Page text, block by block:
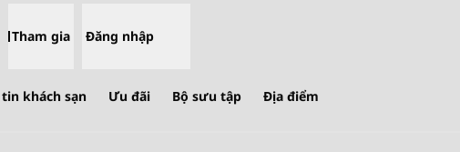
Tham gia Đăng nhập
khách sạn Ưu đãi Bộ sưu tập Địa điểm